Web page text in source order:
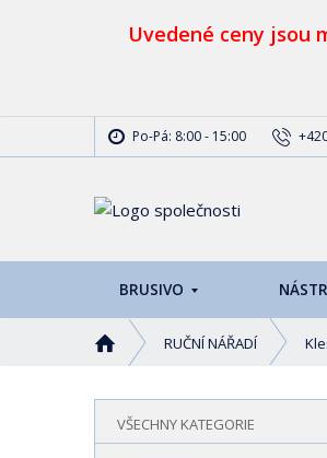
Uvedené ceny jsou
Po-Pá: 8:00 - 15:00
BRUSIVO
RUČNÍ NÁŘADÍ
VŠECHNY KATEGORIE